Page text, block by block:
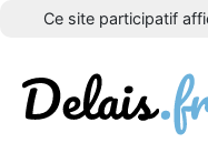
Ce site participatif